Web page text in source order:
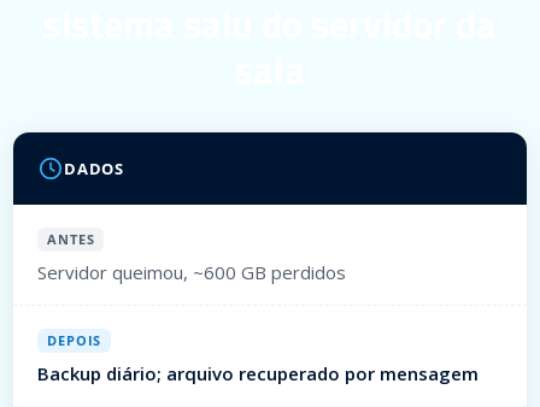
DADOS
ANTES
Servidor queimou, ~600 GB perdidos
DEPOIS
Backup diário; arquivo recuperado por mensagem